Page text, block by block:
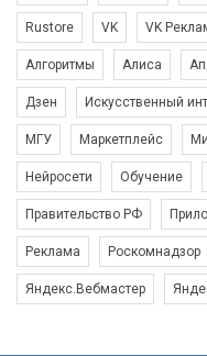
Rustore VK VK
Алгоритмы Алиса
Дзен Искусственный
МГУ Маркетплейс
Нейросети Обучение
Правительство РФ
Реклама Роскомнадзор
Яндекс.Вебмастер